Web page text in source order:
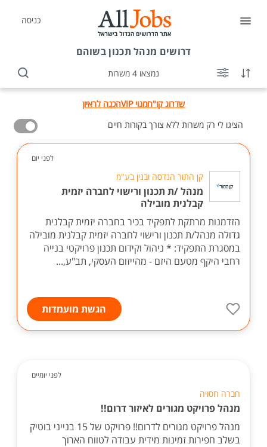
כניסה
דרושים מנהל תכנון בשוהם
נמצאו 4 משרות
שדרוג קו"חמנוי VIP
הכנה לראיון
הציגו לי רק משרות ללא צורך בקורות חיים
לפני יום
קן התור הנדסה ובנין בע"מ
מנהל /ת תכנון ורישוי לחברה יזמית
קבלנית מובילה
הזדמנות מרתקת לתפקיד בכיר בחברה יזמית קבלנית
גדולה מנהל/ת תכנון ורישוי לחברה יזמית קבלנית מובילה
במסגרת התפקיד: * ניהול וקידום תכנון פרויקטי בנייה
רחבי היקף מטעם היזם - מהייזום העסקי, תב"ע,...
הגשת מועמדות
לפני יומיים
חברה חסויה
מנהל פרויקט מגורים לאיזור דרום!!
מנהל פרויקט מגורים לדרום!! פרויקט של 15 בנייני בוטיק
בשלב חפירות זמינות מידית עבודה לטווח הארוך